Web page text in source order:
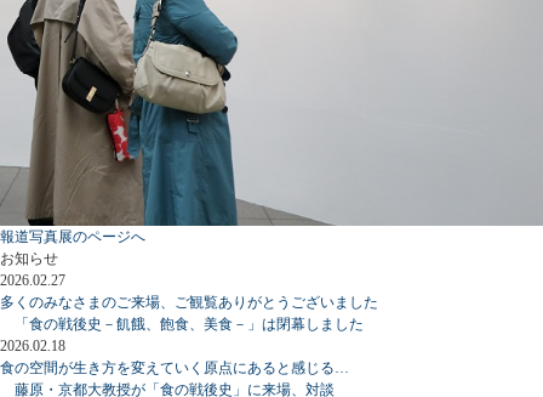
報道写真展のページへ
お知らせ
2026.02.27
多くのみなさまのご来場、ご観覧ありがとうございました
「食の戦後史－飢餓、飽食、美食－」は閉幕しました
2026.02.18
食の空間が生き方を変えていく原点にあると感じる…
藤原・京都大教授が「食の戦後史」に来場、対談